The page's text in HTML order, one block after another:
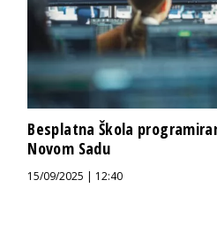
Besplatna Škola
Novom Sadu
15/09/2025 | 12:40